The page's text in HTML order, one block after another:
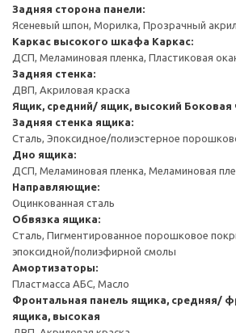
Задняя сторона панели:
Ясеневый шпон, Морилка, Прозрачный
Каркас высокого шкафа Каркас:
ДСП, Меламиновая пленка, Пластиковая
Задняя стенка:
ДВП, Акриловая краска
Ящик, средний/ ящик, высокий Боковая
Задняя стенка ящика:
Сталь, Эпоксидное/полиэстерное
Дно ящика:
ДСП, Меламиновая пленка, Меламиновая
Направляющие:
Оцинкованная сталь
Обвязка ящика:
Сталь, Пигментированное порошковое
эпоксидной/полиэфирной смолы
Амортизаторы:
Пластмасса АБС, Масло
Фронтальная панель ящика, средняя/
ящика, высокая